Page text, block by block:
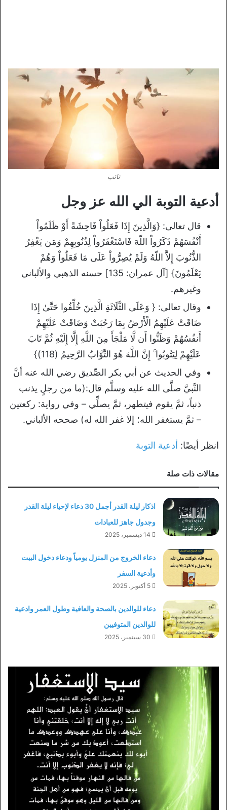
تائب
أدعية التوبة الي الله عز وجل
قال تعالى: {وَالَّذِينَ إِذَا فَعَلُواْ فَاحِشَةً أَوْ ظَلَمُواْ
أَنْفُسَهُمْ ذَكَرُواْ اللّهَ فَاسْتَغْفَرُواْ لِذُنُوبِهِمْ وَمَن يَغْفِرُ
الذُّنُوبَ إِلاَّ اللّهُ وَلَمْ يُصِرُّواْ عَلَى مَا فَعَلُواْ وَهُمْ
يَعْلَمُونَ} [آل عمران: 135] حسنه الذهبي والألباني
وغيرهم.
وقال تعالى: { وَعَلَى الثَّلَاثَةِ الَّذِينَ خُلِّفُوا حَتَّىٰ إِذَا
ضَاقَتْ عَلَيْهِمُ الْأَرْضُ بِمَا رَحُبَتْ وَضَاقَتْ عَلَيْهِمْ
أَنفُسُهُمْ وَظَنُّوا أَن لَّا مَلْجَأَ مِنَ اللَّهِ إِلَّا إِلَيْهِ ثُمَّ تَابَ
عَلَيْهِمْ لِيَتُوبُوا ۚ إِنَّ اللَّهَ هُوَ التَّوَّابُ الرَّحِيمُ (118)}
وفي الحديث عن أبي بكر الصِّديق رضي الله عنه أنَّ
النَّبيَّ صلَّى الله عليه وسلَّم قال:(ما من رجلٍ يذنب
ذنباً، ثمَّ يقوم فيتطهر، ثمَّ يصلِّي – وفي رواية: ركعتين
– ثمَّ يستغفر الله؛ إلا غفر الله له) صححه الألباني.
انظر أيضًا: أدعية التوبة
مقالات ذات صلة
اذكار ليلة القدر أجمل 30 دعاء لإحياء ليلة القدر
وجدول جاهز للعبادات
14 ديسمبر، 2025
دعاء الخروج من المنزل يومياً ودعاء دخول البيت
وأدعية السفر
5 أكتوبر، 2025
دعاء للوالدين بالصحة والعافية وطول العمر وادعية
للوالدين المتوفيين
30 سبتمبر، 2025